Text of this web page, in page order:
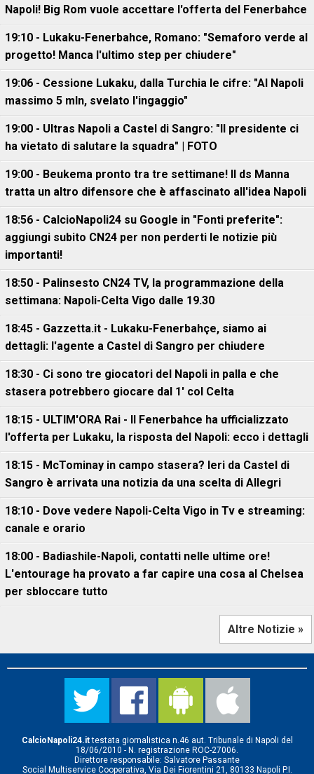
Napoli! Big Rom vuole accettare l'offerta del Fenerbahce
19:10 - Lukaku-Fenerbahce, Romano: "Semaforo verde al
progetto! Manca l'ultimo step per chiudere"
19:06 - Cessione Lukaku, dalla Turchia le cifre: "Al Napoli
massimo 5 mln, svelato l'ingaggio"
19:00 - Ultras Napoli a Castel di Sangro: "Il presidente ci
ha vietato di salutare la squadra" | FOTO
19:00 - Beukema pronto tra tre settimane! Il ds Manna
tratta un altro difensore che è affascinato all'idea Napoli
18:56 - CalcioNapoli24 su Google in "Fonti preferite":
aggiungi subito CN24 per non perderti le notizie più
importanti!
18:50 - Palinsesto CN24 TV, la programmazione della
settimana: Napoli-Celta Vigo dalle 19.30
18:45 - Gazzetta.it - Lukaku-Fenerbahçe, siamo ai
dettagli: l'agente a Castel di Sangro per chiudere
18:30 - Ci sono tre giocatori del Napoli in palla e che
stasera potrebbero giocare dal 1' col Celta
18:15 - ULTIM'ORA Rai - Il Fenerbahce ha ufficializzato
l'offerta per Lukaku, la risposta del Napoli: ecco i dettagli
18:15 - McTominay in campo stasera? Ieri da Castel di
Sangro è arrivata una notizia da una scelta di Allegri
18:10 - Dove vedere Napoli-Celta Vigo in Tv e streaming:
canale e orario
18:00 - Badiashile-Napoli, contatti nelle ultime ore!
L'entourage ha provato a far capire una cosa al Chelsea
per sbloccare tutto
Altre Notizie »
CalcioNapoli24.ittestata giornalistica n.46 aut. Tribunale di Napoli del
18/06/2010 - N. registrazione ROC-27006.
Direttore responsabile: Salvatore Passante
Social Multiservice Cooperativa, Via Dei Fiorentini 21, 80133 Napoli P.I.